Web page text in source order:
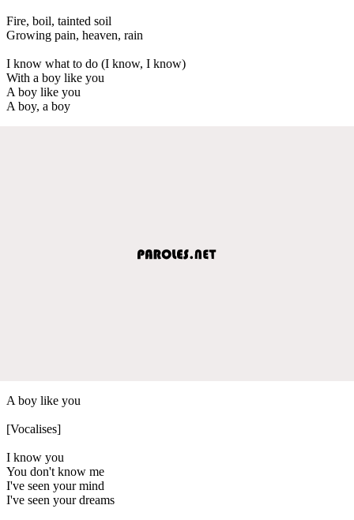
Fire, boil, tainted soil
Growing pain, heaven, rain
I know what to do (I know, I know)
With a boy like you
A boy like you
A boy, a boy
A boy like you
[Vocalises]
I know you
You don't know me
I've seen your mind
I've seen your dreams